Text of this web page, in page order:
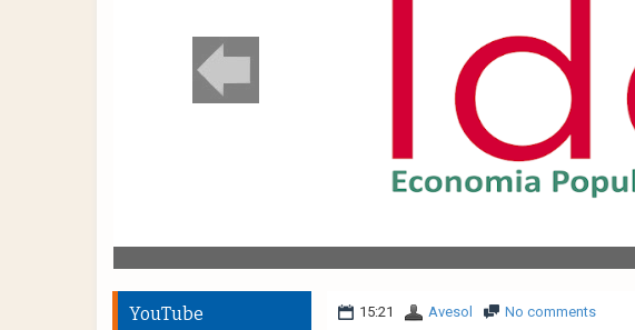
15:21 Avesol No comments
YouTube